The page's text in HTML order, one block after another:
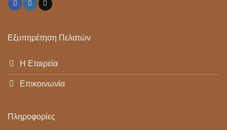
Εξυπηρέτηση Πελατών
Η Εταιρεία
Επικοινωνία
Πληροφορίες